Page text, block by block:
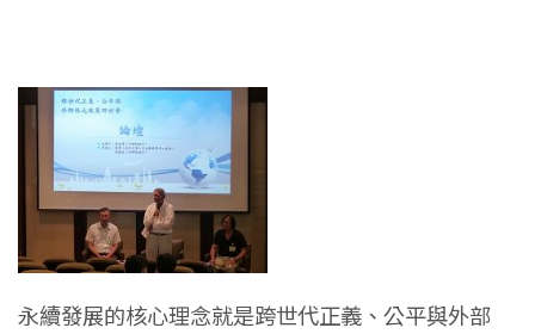
永續發展的核心理念就是跨世代正義、公平與外部